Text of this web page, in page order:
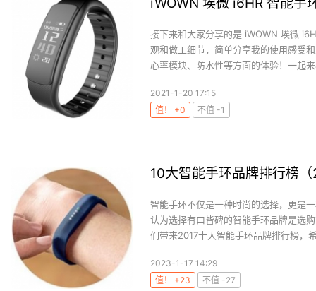
接下来和大家分享的是 iWOWN 埃微
观和做工细节，简单分享我的使用感受
心率模块、防水性等方面的体验！一起
2021-1-20 17:15
值！ +0
不值 -1
10大智能手环品牌排行榜
智能手环不仅是一种时尚的选择，更是
认为选择有口皆碑的智能手环品牌是选
们带来2017十大智能手环品牌排行榜，
2023-1-17 14:29
值！ +23
不值 -27